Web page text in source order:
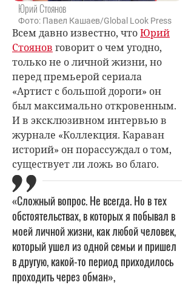
Юрий Стоянов
Фото: Павел Кашаев/Global Look Press
Всем давно известно, чтоЮрий
Стоянов говорит о чем угодно,
только не о личной жизни, но
перед премьерой сериала
«Артист с большой дороги» он
был максимально откровенным.
И в эксклюзивном интервью в
журнале «Коллекция. Караван
историй» он порассуждал о том,
существует ли ложь во благо.
«Сложный вопрос. Не всегда. Но в тех
обстоятельствах, в которых я побывал в
моей личной жизни, как любой человек,
который ушел из одной семьи и пришел
в другую, какой-то период приходилось
проходить через обман»,